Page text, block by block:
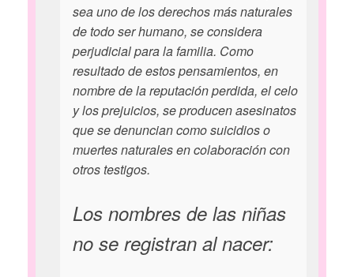
sea uno de los derechos más naturales
de todo ser humano, se considera
perjudicial para la familia. Como
resultado de estos pensamientos, en
nombre de la reputación perdida, el celo
y los prejuicios, se producen asesinatos
que se denuncian como suicidios o
muertes naturales en colaboración con
otros testigos.
Los nombres de las niñas
no se registran al nacer: